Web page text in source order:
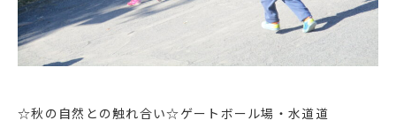
☆秋の自然との触れ合い☆ゲートボール場・水道道